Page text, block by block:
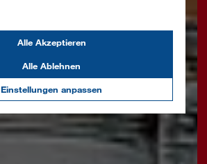
Einstellungen anpassen
Alle Ablehnen
Alle Akzeptieren